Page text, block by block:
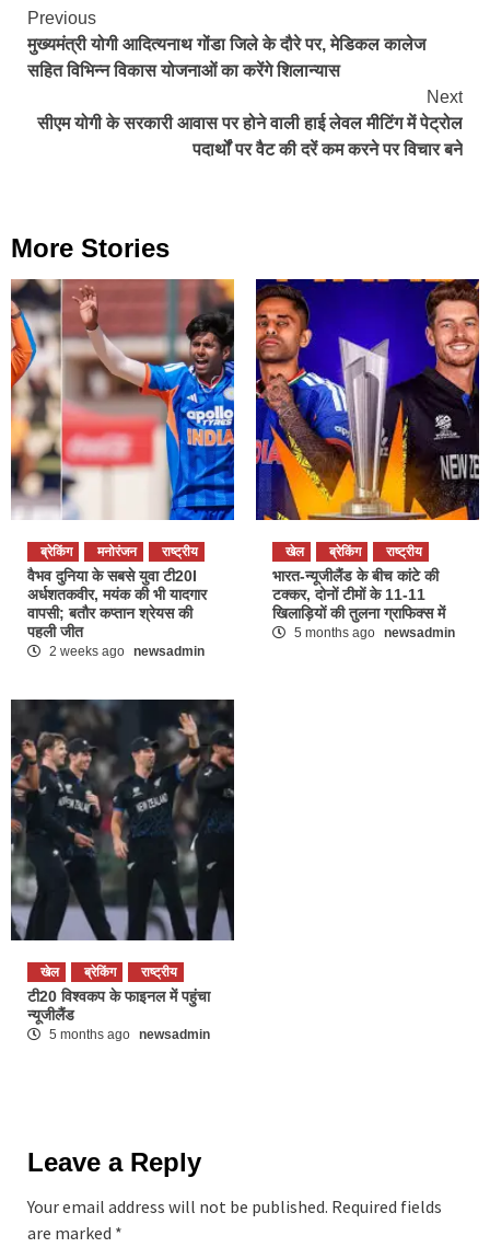
Continue
Reading
Previous
मुख्यमंत्री योगी आदित्यनाथ गोंडा जिले के दौरे पर, मेडिकल कालेज
सहित विभिन्न विकास योजनाओं का करेंगे शिलान्यास
Next
सीएम योगी के सरकारी आवास पर होने वाली हाई लेवल मीटिंग में पेट्रोल
पदार्थों पर वैट की दरें कम करने पर विचार बने
More Stories
ब्रेकिंग मनोरंजन राष्ट्रीय
वैभव दुनिया के सबसे युवा टी20I
अर्धशतकवीर, मयंक की भी यादगार
वापसी; बतौर कप्तान श्रेयस की
पहली जीत
2 weeks ago newsadmin
खेल ब्रेकिंग राष्ट्रीय
भारत-न्यूजीलैंड के बीच कांटे की
टक्कर, दोनों टीमों के 11-11
खिलाड़ियों की तुलना ग्राफिक्स में
5 months ago newsadmin
खेल ब्रेकिंग राष्ट्रीय
टी20 विश्वकप के फाइनल में पहुंचा
न्यूजीलैंड
5 months ago newsadmin
Leave a Reply
Your email address will not be published. Required fields
are marked *